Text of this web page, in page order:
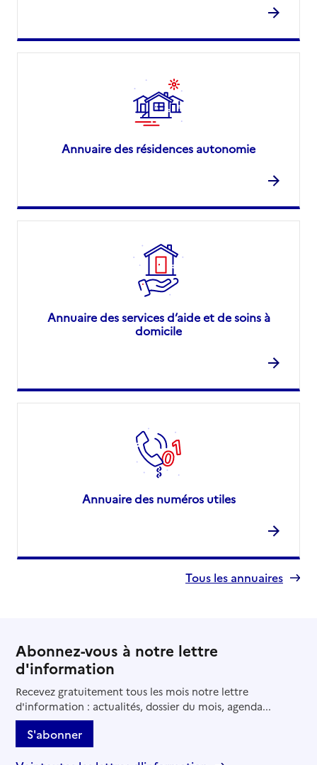
Annuaire des résidences autonomie
Annuaire des services d’aide et de soins à
domicile
Annuaire des numéros utiles
Tous les annuaires
Abonnez-vous à notre lettre
d'information
Recevez gratuitement tous les mois notre lettre
d'information : actualités, dossier du mois, agenda...
S'abonner